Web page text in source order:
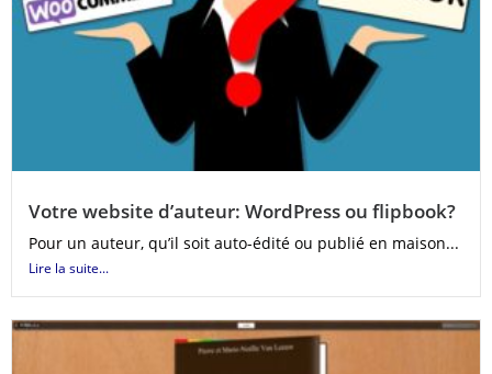
Votre website d’auteur: WordPress ou flipbook?
Pour un auteur, qu’il soit auto-édité ou publié en maison...
Lire la suite...